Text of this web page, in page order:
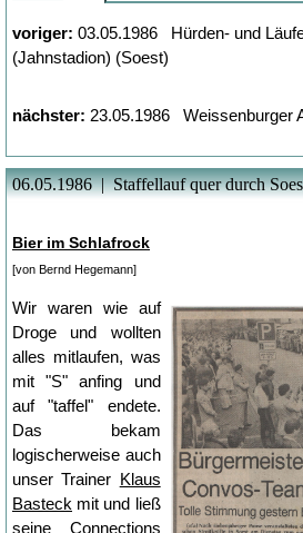
voriger: 03.05.1986 Hürden- und
(Jahnstadion) (Soest)
nächster: 23.05.1986 Weissenburger
06.05.1986 | Staffellauf quer durch
Bier im Schlafrock
[von Bernd Hegemann]
Wir waren wie auf
Droge und wollten
alles mitlaufen, was
mit "S" anfing und
auf "taffel" endete.
Das bekam
logischerweise auch
unser Trainer Klaus
Basteck mit und ließ
seine Connections